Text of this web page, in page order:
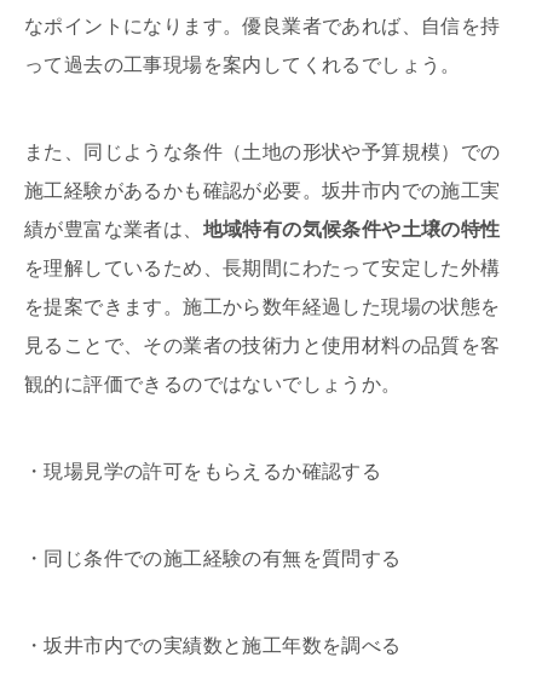
なポイントになります。優良業者であれば、自信を持
って過去の工事現場を案内してくれるでしょう。
また、同じような条件（土地の形状や予算規模）での
施工経験があるかも確認が必要。坂井市内での施工実
績が豊富な業者は、 地域特有の気候条件や土壌の特性
を理解しているため、長期間にわたって安定した外構
を提案できます。施工から数年経過した現場の状態を
見ることで、その業者の技術力と使用材料の品質を客
観的に評価できるのではないでしょうか。
・現場見学の許可をもらえるか確認する
・同じ条件での施工経験の有無を質問する
・坂井市内での実績数と施工年数を調べる